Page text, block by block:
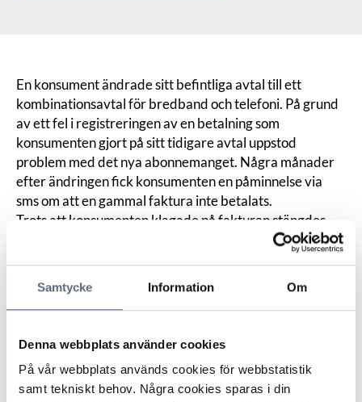
Samtycke Information Om
Denna webbplats använder cookies
På vår webbplats används cookies för webbstatistik
samt tekniskt behov. Några cookies sparas i din
En konsument ändrade sitt befintliga avtal till ett
kombinationsavtal för bredband och telefoni. På grund
av ett fel i registreringen av en betalning som
konsumenten gjort på sitt tidigare avtal uppstod
problem med det nya abonnemanget. Några månader
efter ändringen fick konsumenten en påminnelse via
sms om att en gammal faktura inte betalats.
Trots att konsumenten klagade på fakturan stängdes
hans abonnemang av. Konsumenten ansåg därför att
ersättning för portokostnader och resor till och från
beviljats flera gånger, samt att avstängningen berodde
på en annan obetald faktura. Tjänsten startades igen
efter två veckor och om det var så att tjänsten inte
fungerade av någon annan anledning borde